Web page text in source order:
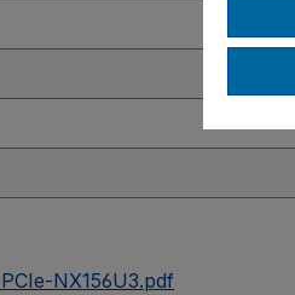
NX156U3.pdf